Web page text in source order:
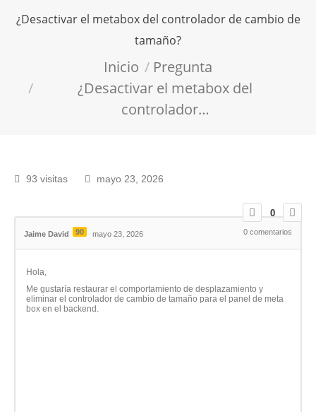
¿Desactivar el metabox del controlador de cambio de
tamaño?
Inicio
Pregunta
¿Desactivar el metabox del
controlador…
93 visitas mayo 23, 2026
0
Jaime David 90 mayo 23, 2026 0 comentarios
Hola,
Me gustaría restaurar el comportamiento de desplazamiento y
eliminar el controlador de cambio de tamaño para el panel de meta
box en el backend.